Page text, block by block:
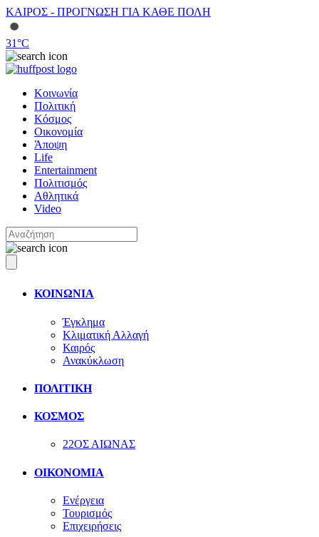
ΚΑΙΡΟΣ - ΠΡΟΓΝΩΣΗ ΓΙΑ ΚΑΘΕ ΠΟΛΗ
31°C
Κοινωνία
Πολιτική
Κόσμος
Οικονομία
Άποψη
Life
Entertainment
Πολιτισμός
Αθλητικά
Video
ΚΟΙΝΩΝΙΑ
Έγκλημα
Κλιματική Αλλαγή
Καιρός
Ανακύκλωση
ΠΟΛΙΤΙΚΗ
ΚΟΣΜΟΣ
22ΟΣ ΑΙΩΝΑΣ
ΟΙΚΟΝΟΜΙΑ
Ενέργεια
Τουρισμός
Επιχειρήσεις